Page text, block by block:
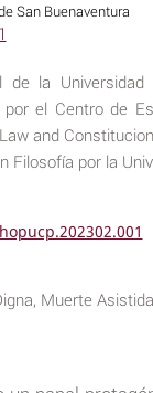
San Buenaventura
la Universidad
el Centro de
and
Filosofía por la
Muerte